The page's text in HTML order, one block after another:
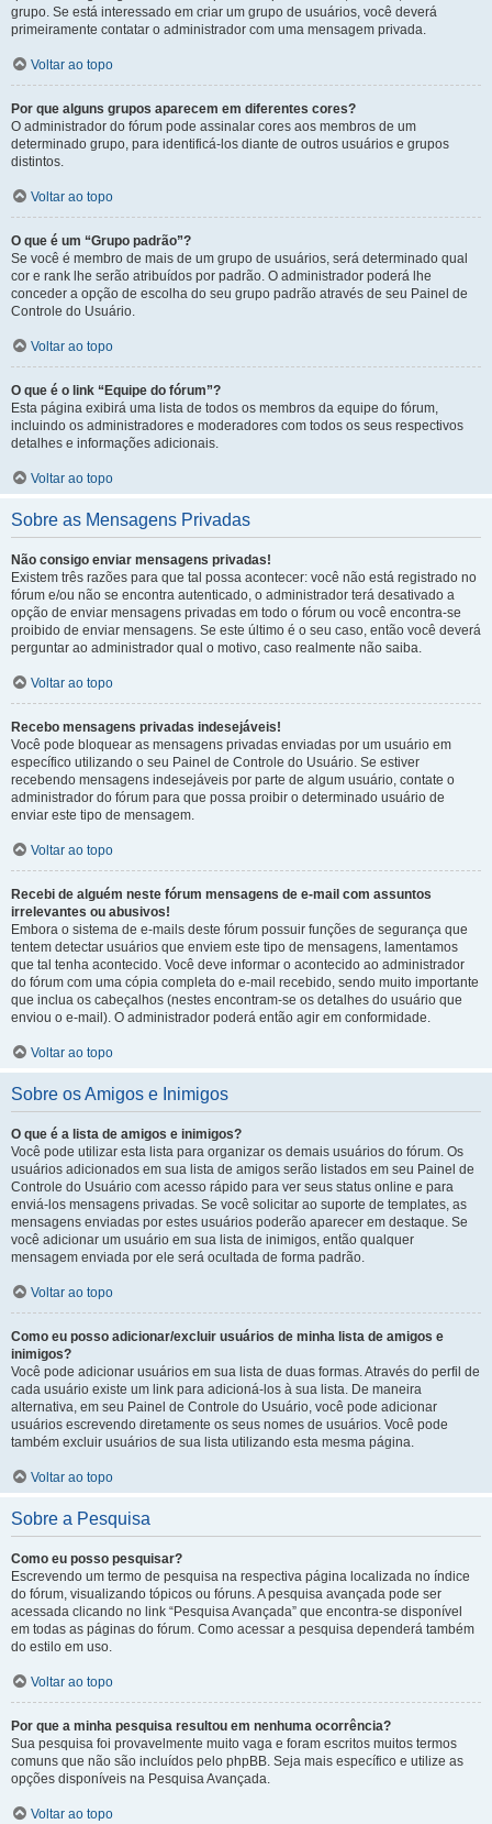
grupo. Se está interessado em criar um grupo de usuários, você deverá
primeiramente contatar o administrador com uma mensagem privada.
Voltar ao topo
Por que alguns grupos aparecem em diferentes cores?
O administrador do fórum pode assinalar cores aos membros de um
determinado grupo, para identificá-los diante de outros usuários e grupos
distintos.
Voltar ao topo
O que é um “Grupo padrão”?
Se você é membro de mais de um grupo de usuários, será determinado qual
cor e rank lhe serão atribuídos por padrão. O administrador poderá lhe
conceder a opção de escolha do seu grupo padrão através de seu Painel de
Controle do Usuário.
Voltar ao topo
O que é o link “Equipe do fórum”?
Esta página exibirá uma lista de todos os membros da equipe do fórum,
incluindo os administradores e moderadores com todos os seus respectivos
detalhes e informações adicionais.
Voltar ao topo
Sobre as Mensagens Privadas
Não consigo enviar mensagens privadas!
Existem três razões para que tal possa acontecer: você não está registrado no
fórum e/ou não se encontra autenticado, o administrador terá desativado a
opção de enviar mensagens privadas em todo o fórum ou você encontra-se
proibido de enviar mensagens. Se este último é o seu caso, então você deverá
perguntar ao administrador qual o motivo, caso realmente não saiba.
Voltar ao topo
Recebo mensagens privadas indesejáveis!
Você pode bloquear as mensagens privadas enviadas por um usuário em
específico utilizando o seu Painel de Controle do Usuário. Se estiver
recebendo mensagens indesejáveis por parte de algum usuário, contate o
administrador do fórum para que possa proibir o determinado usuário de
enviar este tipo de mensagem.
Voltar ao topo
Recebi de alguém neste fórum mensagens de e-mail com assuntos
irrelevantes ou abusivos!
Embora o sistema de e-mails deste fórum possuir funções de segurança que
tentem detectar usuários que enviem este tipo de mensagens, lamentamos
que tal tenha acontecido. Você deve informar o acontecido ao administrador
do fórum com uma cópia completa do e-mail recebido, sendo muito importante
que inclua os cabeçalhos (nestes encontram-se os detalhes do usuário que
enviou o e-mail). O administrador poderá então agir em conformidade.
Voltar ao topo
Sobre os Amigos e Inimigos
O que é a lista de amigos e inimigos?
Você pode utilizar esta lista para organizar os demais usuários do fórum. Os
usuários adicionados em sua lista de amigos serão listados em seu Painel de
Controle do Usuário com acesso rápido para ver seus status online e para
enviá-los mensagens privadas. Se você solicitar ao suporte de templates, as
mensagens enviadas por estes usuários poderão aparecer em destaque. Se
você adicionar um usuário em sua lista de inimigos, então qualquer
mensagem enviada por ele será ocultada de forma padrão.
Voltar ao topo
Como eu posso adicionar/excluir usuários de minha lista de amigos e
inimigos?
Você pode adicionar usuários em sua lista de duas formas. Através do perfil de
cada usuário existe um link para adicioná-los à sua lista. De maneira
alternativa, em seu Painel de Controle do Usuário, você pode adicionar
usuários escrevendo diretamente os seus nomes de usuários. Você pode
também excluir usuários de sua lista utilizando esta mesma página.
Voltar ao topo
Sobre a Pesquisa
Como eu posso pesquisar?
Escrevendo um termo de pesquisa na respectiva página localizada no índice
do fórum, visualizando tópicos ou fóruns. A pesquisa avançada pode ser
acessada clicando no link “Pesquisa Avançada” que encontra-se disponível
em todas as páginas do fórum. Como acessar a pesquisa dependerá também
do estilo em uso.
Voltar ao topo
Por que a minha pesquisa resultou em nenhuma ocorrência?
Sua pesquisa foi provavelmente muito vaga e foram escritos muitos termos
comuns que não são incluídos pelo phpBB. Seja mais específico e utilize as
opções disponíveis na Pesquisa Avançada.
Voltar ao topo